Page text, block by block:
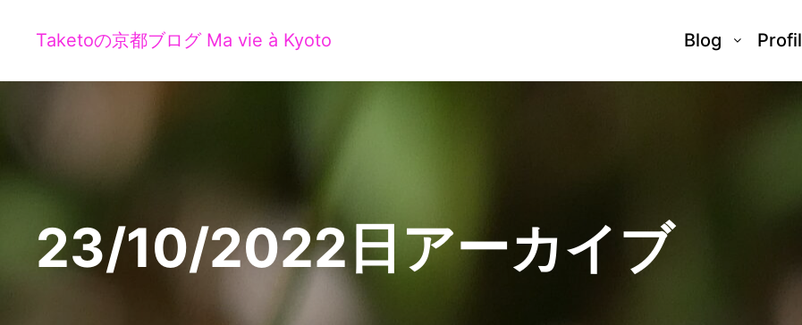
Taketoの京都ブログ Ma vie à Kyoto Blog Profil
23/10/2022日アーカイブ